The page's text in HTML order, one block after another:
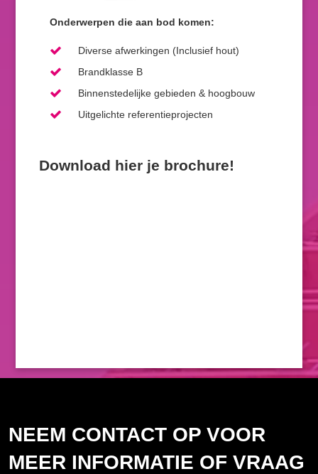
Onderwerpen die aan bod komen:
Diverse afwerkingen (Inclusief hout)
Brandklasse B
Binnenstedelijke gebieden & hoogbouw
Uitgelichte referentieprojecten
Download hier je brochure!
NEEM CONTACT OP VOOR
MEER INFORMATIE OF VRAAG